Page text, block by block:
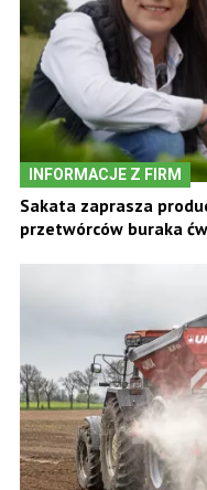
INFORMACJE Z FIRM
Sakata zaprasza
przetwórców buraka